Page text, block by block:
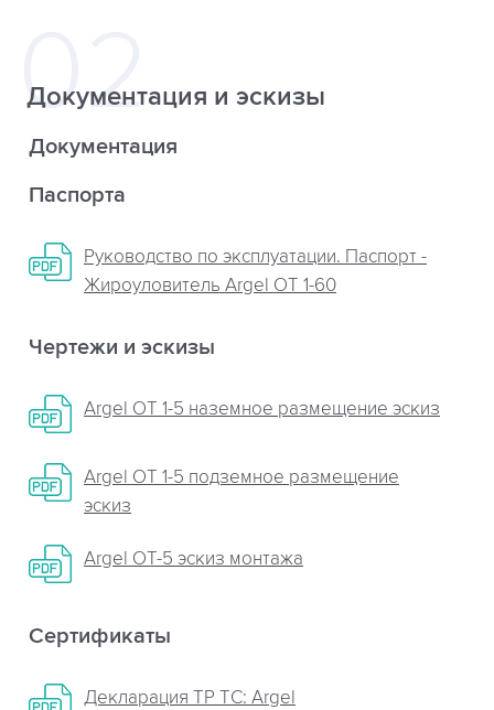
Документация и эскизы
Документация
Паспорта
Руководство по эксплуатации. Паспорт -
Жироуловитель Argel OT 1-60
Чертежи и эскизы
Argel OT 1-5 наземное размещение эскиз
Argel OT 1-5 подземное размещение
эскиз
Argel OT-5 эскиз монтажа
Сертификаты
Декларация ТР ТС: Argel